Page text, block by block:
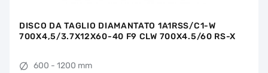
DISCO DA TAGLIO DIAMANTATO 1A1RSS/C1-W
700X4,5/3.7X12X60-40 F9 CLW 700X4.5/60 RS-X
600 - 1200 mm